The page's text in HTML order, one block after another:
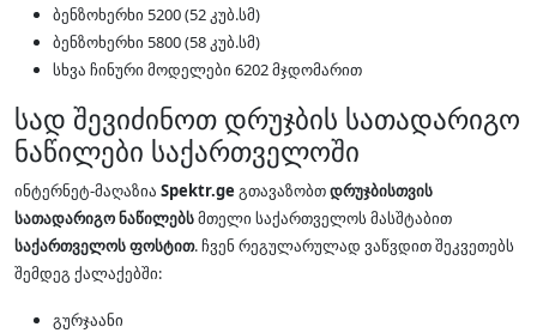
ბენზოხერხი 5200 (52 კუბ.სმ)
ბენზოხერხი 5800 (58 კუბ.სმ)
სხვა ჩინური მოდელები 6202 მჯდომარით
სად შევიძინოთ დრუჯბის სათადარიგო
ნაწილები საქართველოში
ინტერნეტ-მაღაზია Spektr.ge გთავაზობთდრუჯბისთვის
სათადარიგო ნაწილებსმთელი საქართველოს მასშტაბით
საქართველოს ფოსტით. ჩვენ რეგულარულად ვაწვდით შეკვეთებს
შემდეგ ქალაქებში:
გურჯაანი